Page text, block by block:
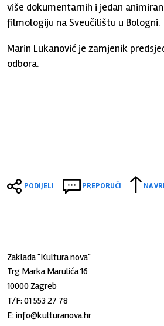
više dokumentarnih i jedan
filmologiju na Sveučilištu u Bologni.
Marin Lukanović je zamjenik
odbora.
PODIJELI PREPORUČI NA
Zaklada "Kultura nova"
Trg Marka Marulića 16
10000 Zagreb
T/F:01 553 27 78
E:info@kulturanova.hr